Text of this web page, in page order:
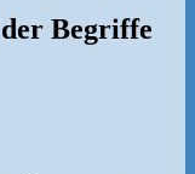
Begriffe